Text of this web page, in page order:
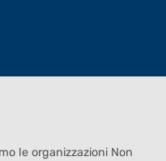
le organizzazioni Non